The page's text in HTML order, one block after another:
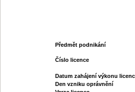
Předmět podnikání
Číslo licence
Datum zahájení výkonu
Den vzniku oprávnění